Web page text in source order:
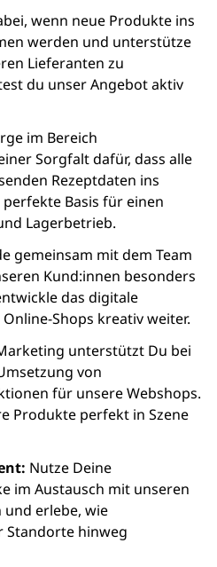
wenn neue Produkte ins
werden und unterstütze
Lieferanten zu
du unser Angebot aktiv
im Bereich
Sorgfalt dafür, dass alle
Rezeptdaten ins
Basis für einen
Lagerbetrieb.
gemeinsam mit dem Team
Kund:innen besonders
das digitale
Shops kreativ weiter.
unterstützt Du bei
von
für unsere Webshops.
Produkte perfekt in Szene
Nutze Deine
im Austausch mit unseren
erlebe, wie
Standorte hinweg